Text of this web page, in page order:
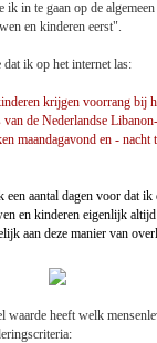
ik in te gaan op de
en kinderen eerst".
ik op het internet las:
krijgen voorrang bij
de Nederlandse
maandagavond en - nacht
aantal dagen voor dat ik
en kinderen eigenlijk altijd
aan deze manier van
waarde heeft welk